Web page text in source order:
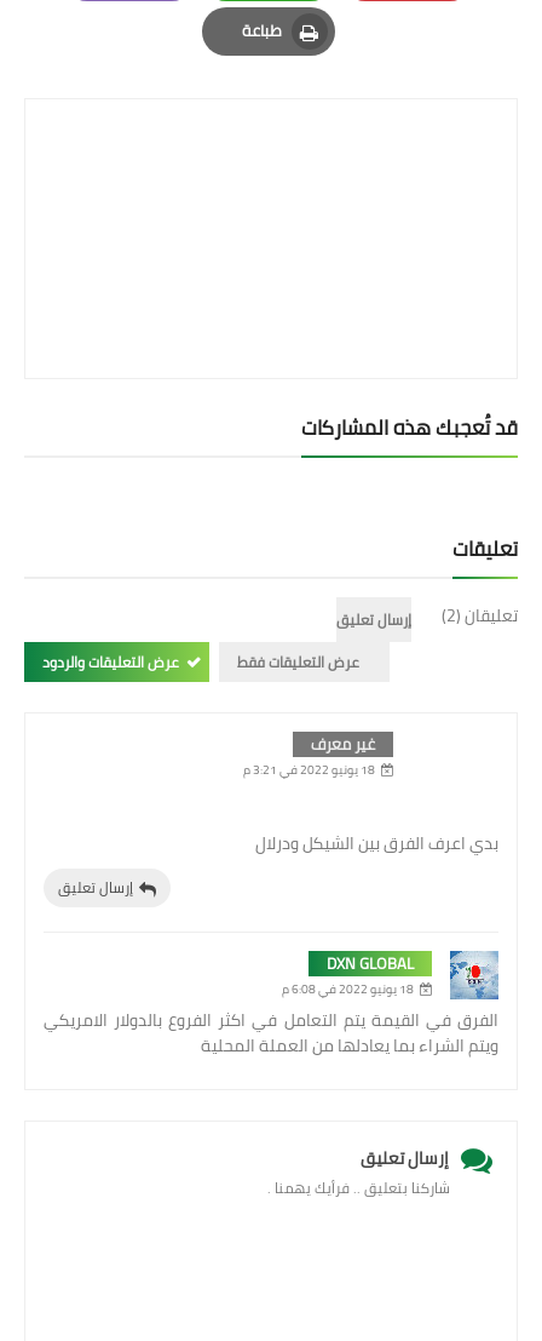
Pinterest
Whatsapp
Email
طباعة
Print
قد تُعجبك هذه المشاركات
تعليقات
تعليقان (2)
إرسال تعليق
عرض التعليقات فقط
عرض التعليقات والردود
غير معرف
18 يونيو 2022 في 3:21 م
بدي اعرف الفرق بين الشيكل ودرلال
إرسال تعليق
DXN GLOBAL
18 يونيو 2022 في 6:08 م
الفرق في القيمة يتم التعامل في اكثر الفروع بالدولار الامريكي
ويتم الشراء بما يعادلها من العملة المحلية
إرسال تعليق
شاركنا بتعليق .. فرأيك يهمنا .